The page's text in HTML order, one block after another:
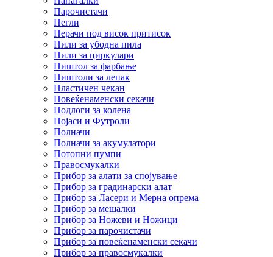
Парочистачи
Пегли
Перачи под висок притисок
Пили за убодна пила
Пили за циркулари
Пиштол за фарбање
Пиштоли за лепак
Пластичен чекан
Повеќенаменски секачи
Подлоги за колена
Појаси и Футроли
Полначи
Полначи за акумулатори
Потопни пумпи
Правосмукалки
Прибор за алати за спојување
Прибор за градинарски алат
Прибор за Ласери и Мерна опрема
Прибор за мешалки
Прибор за Ножеви и Ножици
Прибор за парочистачи
Прибор за повеќенаменски секачи
Прибор за правосмукалки